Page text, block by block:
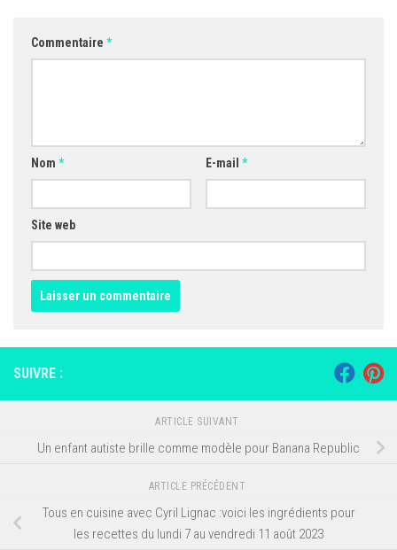
Commentaire *
Nom * E-mail *
Site web
SUIVRE :
ARTICLE SUIVANT
Un enfant autiste brille comme modèle pour Banana Republic
ARTICLE PRÉCÉDENT
Tous en cuisine avec Cyril Lignac :voici les ingrédients pour
les recettes du lundi 7 au vendredi 11 août 2023